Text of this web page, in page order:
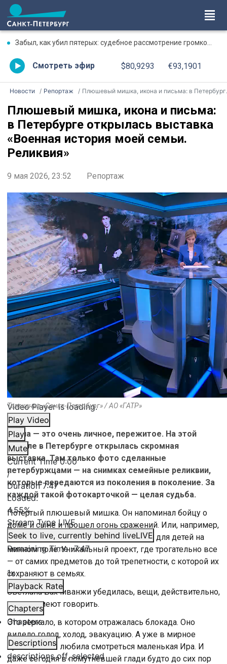
Забыл, как убил пятерых: судебное рассмотрение громкого дела о массовом убийстве в Липной Горке приостановлено
Смотреть эфир $80,9293 €93,1901
Новости Репортаж Плюшевый мишка, икона и письма: в Петербурге открылась выставка «Военная история моей семьи. Реликвия»
Плюшевый мишка, икона и письма:
в Петербурге открылась выставка
«Военная история моей семьи.
Реликвия»
9 мая 2026, 23:52 Репортаж
Video Player is loading.
Play Video
Play
Mute
Current Time0:00
/
Duration7:47
Loaded:
4.55%
Stream Type LIVE
Seek to live, currently behind liveLIVE
Remaining Time-7:47
1x
Playback Rate
Chapters
Chapters
Descriptions
descriptions off, selected
Телеканал «Санкт-Петербург» / АО «ГАТР»
Война — это очень личное, пережитое. На этой
неделе в Петербурге открылась скромная
выставка. Там только фото сделанные
петербуржцами — на снимках семейные реликвии,
которые передаются из поколения в поколение. За
каждой такой фотокарточкой — целая судьба.
Потертый плюшевый мишка. Он напоминал бойцу о
доме и сыне и прошел огонь сражений. Или, например,
икона, которая стала небесным щитом для детей на
минном поле. Уникальный проект, где трогательно все
— от самих предметов до той трепетности, с которой их
сохраняют в семьях.
Светлана Бахчиванжи убедилась, вещи, действительно,
иногда умеют говорить.
Это зеркало, в котором отражалась блокада. Оно
видело голод, холод, эвакуацию. А уже в мирное
время в него любила смотреться маленькая Ира. И
даже сегодня в помутневшей глади будто до сих пор